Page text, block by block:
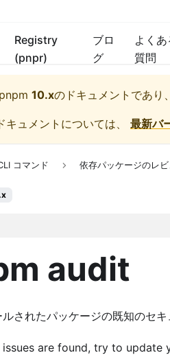
Registry
(pnpr)
ブロ
グ
よくあ
質問
pnpm 10.xのドキュメントであり
キュメントについては、 最新バ
コマンド 依存パッケージのレビ
audit
されたパッケージの既知のセキ
are found, try to update